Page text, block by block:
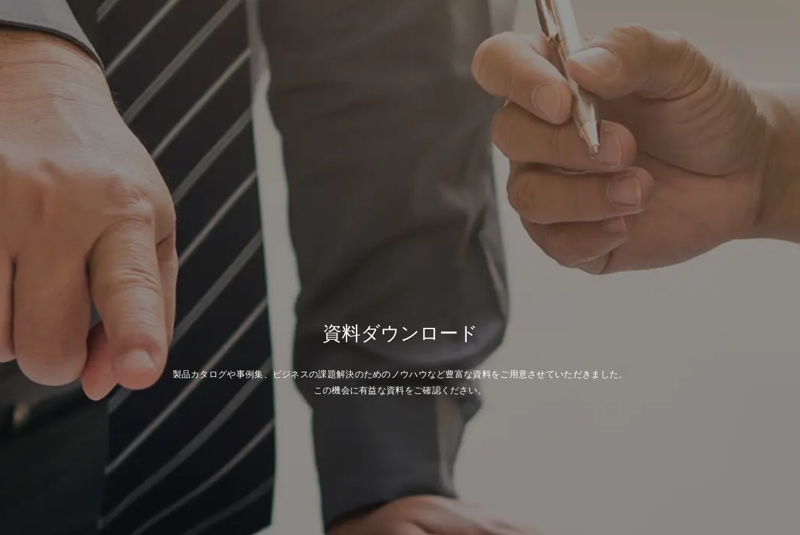
資料ダウンロード
製品カタログや事例集、ビジネスの課題解決のためのノウハウなど豊富な資料をご用意させていただきました。
この機会に有益な資料をご確認ください。